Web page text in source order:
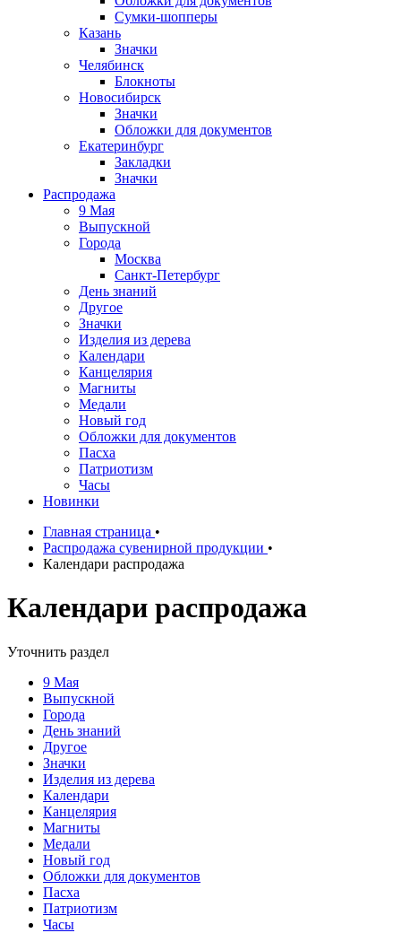
Сумки-шопперы
Казань
Значки
Челябинск
Блокноты
Новосибирск
Значки
Обложки для документов
Екатеринбург
Закладки
Значки
Распродажа
9 Мая
Выпускной
Города
Москва
Санкт-Петербург
День знаний
Другое
Значки
Изделия из дерева
Календари
Канцелярия
Магниты
Медали
Новый год
Обложки для документов
Пасха
Патриотизм
Часы
Новинки
Главная страница •
Распродажа сувенирной продукции •
Календари распродажа
Календари распродажа
Уточнить раздел
9 Мая
Выпускной
Города
День знаний
Другое
Значки
Изделия из дерева
Календари
Канцелярия
Магниты
Медали
Новый год
Обложки для документов
Пасха
Патриотизм
Часы